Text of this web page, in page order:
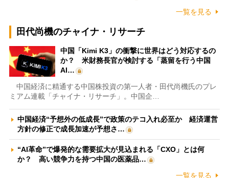
一覧を見る
田代尚機のチャイナ・リサーチ
中国「Kimi K3」の衝撃に世界はどう対応するの
か？ 米財務長官が検討する「蒸留を行う中国
AI…
中国経済に精通する中国株投資の第一人者・田代尚機氏のプレ
ミアム連載「チャイナ・リサーチ」。中国企…
中国経済“予想外の低成長”で政策のテコ入れ必至か 経済運営
方針の修正で成長加速が予想さ…
“AI革命”で爆発的な需要拡大が見込まれる「CXO」とは何
か？ 高い競争力を持つ中国の医薬品…
一覧を見る